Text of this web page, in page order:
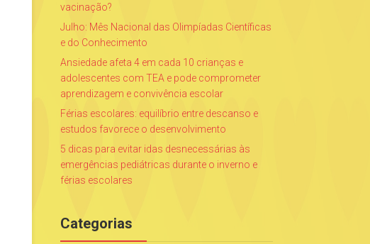
vacinação?
Julho: Mês Nacional das Olimpíadas Científicas
e do Conhecimento
Ansiedade afeta 4 em cada 10 crianças e
adolescentes com TEA e pode comprometer
aprendizagem e convivência escolar
Férias escolares: equilíbrio entre descanso e
estudos favorece o desenvolvimento
5 dicas para evitar idas desnecessárias às
emergências pediátricas durante o inverno e
férias escolares
Categorias